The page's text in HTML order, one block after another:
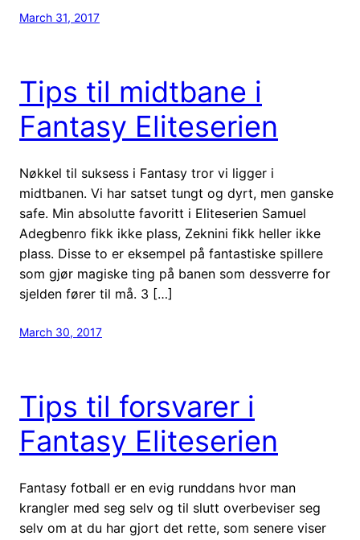
March 31, 2017
Tips til midtbane i
Fantasy Eliteserien
Nøkkel til suksess i Fantasy tror vi ligger i
midtbanen. Vi har satset tungt og dyrt, men ganske
safe. Min absolutte favoritt i Eliteserien Samuel
Adegbenro fikk ikke plass, Zeknini fikk heller ikke
plass. Disse to er eksempel på fantastiske spillere
som gjør magiske ting på banen som dessverre for
sjelden fører til må. 3 […]
March 30, 2017
Tips til forsvarer i
Fantasy Eliteserien
Fantasy fotball er en evig runddans hvor man
krangler med seg selv og til slutt overbeviser seg
selv om at du har gjort det rette, som senere viser